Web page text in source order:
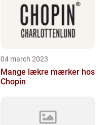
04 march 2023
Mange lækre mærker hos
Chopin